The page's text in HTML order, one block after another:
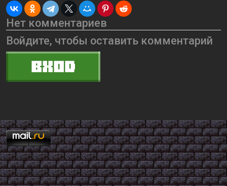
Нет комментариев
Войдите, чтобы оставить комментарий